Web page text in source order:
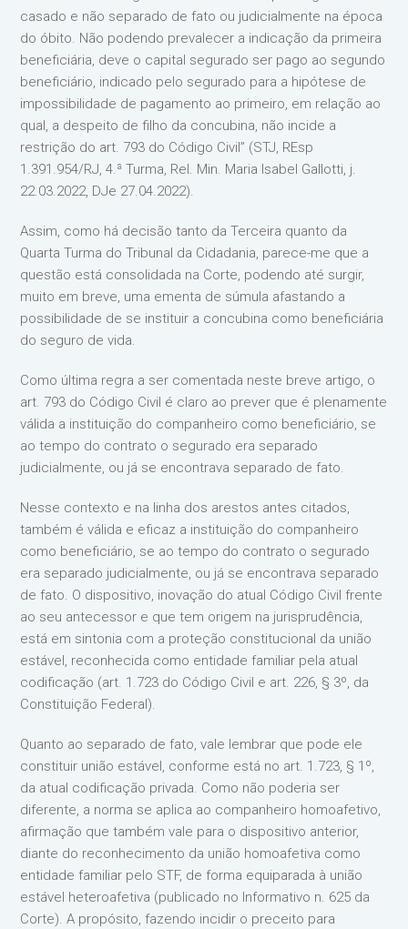
casado e não separado de fato ou judicialmente na época
do óbito. Não podendo prevalecer a indicação da primeira
beneficiária, deve o capital segurado ser pago ao segundo
beneficiário, indicado pelo segurado para a hipótese de
impossibilidade de pagamento ao primeiro, em relação ao
qual, a despeito de filho da concubina, não incide a
restrição do art. 793 do Código Civil” (STJ, REsp
1.391.954/RJ, 4.ª Turma, Rel. Min. Maria Isabel Gallotti, j.
22.03.2022, DJe 27.04.2022).
Assim, como há decisão tanto da Terceira quanto da
Quarta Turma do Tribunal da Cidadania, parece-me que a
questão está consolidada na Corte, podendo até surgir,
muito em breve, uma ementa de súmula afastando a
possibilidade de se instituir a concubina como beneficiária
do seguro de vida.
Como última regra a ser comentada neste breve artigo, o
art. 793 do Código Civil é claro ao prever que é plenamente
válida a instituição do companheiro como beneficiário, se
ao tempo do contrato o segurado era separado
judicialmente, ou já se encontrava separado de fato.
Nesse contexto e na linha dos arestos antes citados,
também é válida e eficaz a instituição do companheiro
como beneficiário, se ao tempo do contrato o segurado
era separado judicialmente, ou já se encontrava separado
de fato. O dispositivo, inovação do atual Código Civil frente
ao seu antecessor e que tem origem na jurisprudência,
está em sintonia com a proteção constitucional da união
estável, reconhecida como entidade familiar pela atual
codificação (art. 1.723 do Código Civil e art. 226, § 3º, da
Constituição Federal).
Quanto ao separado de fato, vale lembrar que pode ele
constituir união estável, conforme está no art. 1.723, § 1º,
da atual codificação privada. Como não poderia ser
diferente, a norma se aplica ao companheiro homoafetivo,
afirmação que também vale para o dispositivo anterior,
diante do reconhecimento da união homoafetiva como
entidade familiar pelo STF, de forma equiparada à união
estável heteroafetiva (publicado no Informativo n. 625 da
Corte). A propósito, fazendo incidir o preceito para